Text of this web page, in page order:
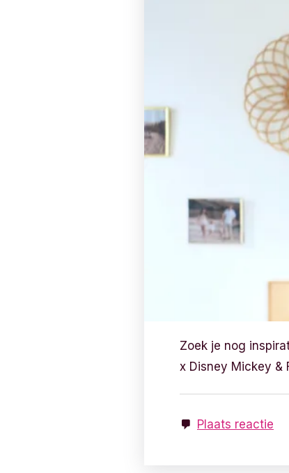
Zoek je nog
x Disney Mickey &
Plaats reactie